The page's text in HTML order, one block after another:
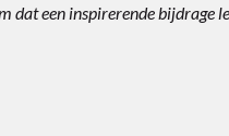
een inspirerende bijdrage